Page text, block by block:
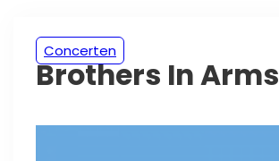
Concerten
Brothers In Arms